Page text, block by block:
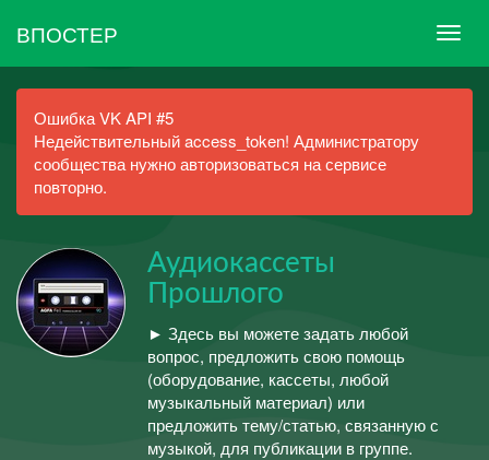
ВПОСТЕР
Ошибка VK API #5
Недействительный access_token! Администратору
сообщества нужно авторизоваться на сервисе
повторно.
Аудиокассеты
Прошлого
► Здесь вы можете задать любой
вопрос, предложить свою помощь
(оборудование, кассеты, любой
музыкальный материал) или
предложить тему/статью, связанную с
музыкой, для публикации в группе.